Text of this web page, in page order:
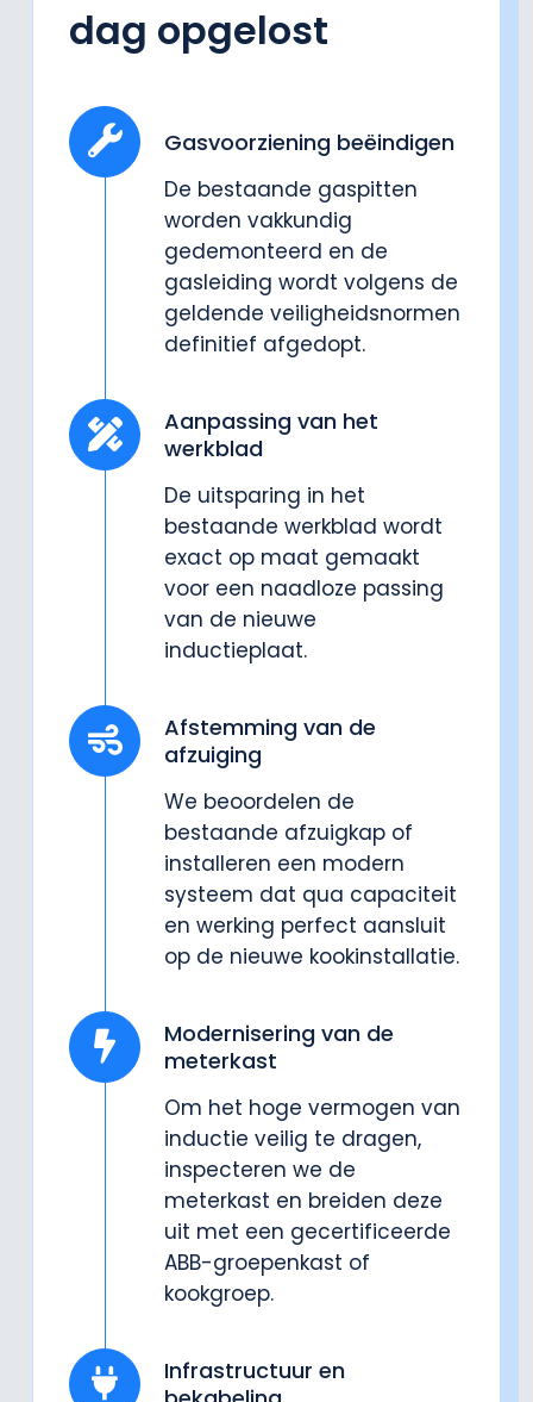
dag opgelost
Gasvoorziening beëindigen
De bestaande gaspitten
worden vakkundig
gedemonteerd en de
gasleiding wordt volgens de
geldende veiligheidsnormen
definitief afgedopt.
Aanpassing van het
werkblad
De uitsparing in het
bestaande werkblad wordt
exact op maat gemaakt
voor een naadloze passing
van de nieuwe
inductieplaat.
Afstemming van de
afzuiging
We beoordelen de
bestaande afzuigkap of
installeren een modern
systeem dat qua capaciteit
en werking perfect aansluit
op de nieuwe kookinstallatie.
Modernisering van de
meterkast
Om het hoge vermogen van
inductie veilig te dragen,
inspecteren we de
meterkast en breiden deze
uit met een gecertificeerde
ABB-groepenkast of
kookgroep.
Infrastructuur en